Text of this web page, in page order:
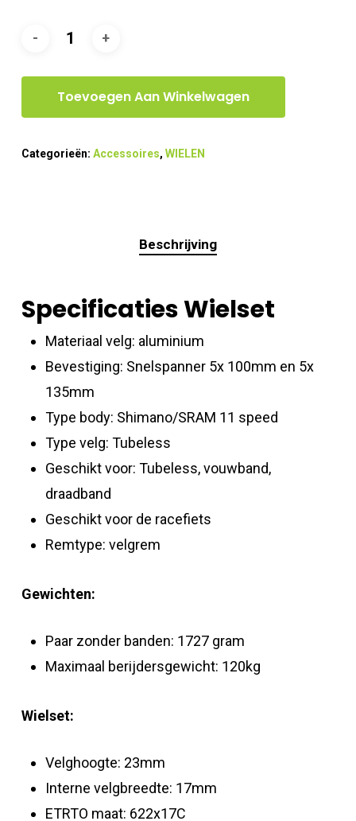
Toevoegen Aan Winkelwagen
Categorieën: Accessoires, WIELEN
Beschrijving
Specificaties Wielset
Materiaal velg: aluminium
Bevestiging: Snelspanner 5x 100mm en 5x
135mm
Type body: Shimano/SRAM 11 speed
Type velg: Tubeless
Geschikt voor: Tubeless, vouwband,
draadband
Geschikt voor de racefiets
Remtype: velgrem
Gewichten:
Paar zonder banden: 1727 gram
Maximaal berijdersgewicht: 120kg
Wielset:
Velghoogte: 23mm
Interne velgbreedte: 17mm
ETRTO maat: 622x17C